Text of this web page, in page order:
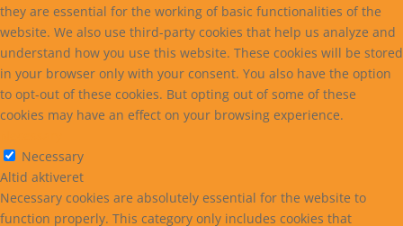
they are essential for the working of basic functionalities of the
website. We also use third-party cookies that help us analyze and
understand how you use this website. These cookies will be stored
in your browser only with your consent. You also have the option
to opt-out of these cookies. But opting out of some of these
cookies may have an effect on your browsing experience.
Necessary
Altid aktiveret
Necessary cookies are absolutely essential for the website to
function properly. This category only includes cookies that